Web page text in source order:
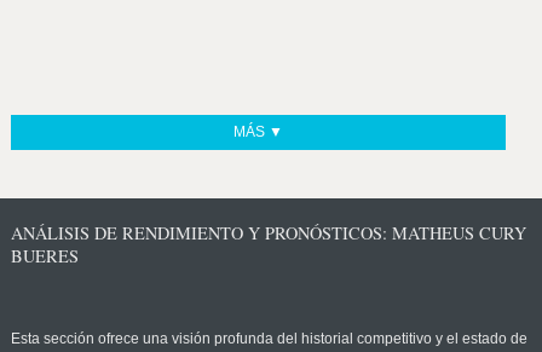
MÁS ▼
ANÁLISIS DE RENDIMIENTO Y PRONÓSTICOS: MATHEUS CURY
BUERES
Esta sección ofrece una visión profunda del historial competitivo y el estado de